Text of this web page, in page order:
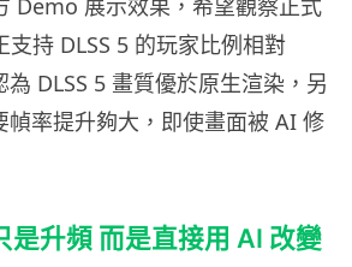
Demo 展示效果，希望觀察正式
支持 DLSS 5 的玩家比例相對
DLSS 5 畫質優於原生渲染，另
幀率提升夠大，即使畫面被 AI 修
是升頻 而是直接用 AI 改變